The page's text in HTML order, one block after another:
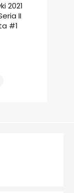
2021
II
#1